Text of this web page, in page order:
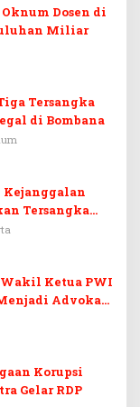
Dosen di
Miliar
Tersangka
di Bombana
Kejanggalan
Tersangka
Ketua PWI
Advokat
Korupsi
Gelar RDP